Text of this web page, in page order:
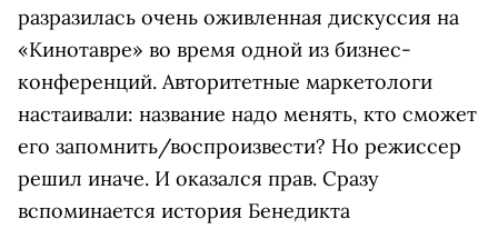
разразилась очень оживленная дискуссия на
«Кинотавре» во время одной из бизнес-
конференций. Авторитетные маркетологи
настаивали: название надо менять, кто сможет
его запомнить/воспроизвести? Но режиссер
решил иначе. И оказался прав. Сразу
вспоминается история Бенедикта